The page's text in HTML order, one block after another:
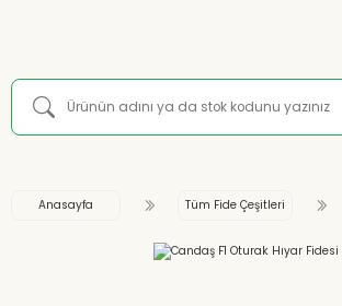
Anasayfa Tüm Fide Çeşitleri